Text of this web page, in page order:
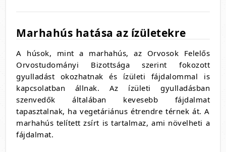
Marhahús hatása az ízületekre
A húsok, mint a marhahús, az Orvosok Felelős
Orvostudományi Bizottsága szerint fokozott
gyulladást okozhatnak és ízületi fájdalommal is
kapcsolatban állnak. Az ízületi gyulladásban
szenvedők általában kevesebb fájdalmat
tapasztalnak, ha vegetáriánus étrendre térnek át. A
marhahús telített zsírt is tartalmaz, ami növelheti a
fájdalmat.